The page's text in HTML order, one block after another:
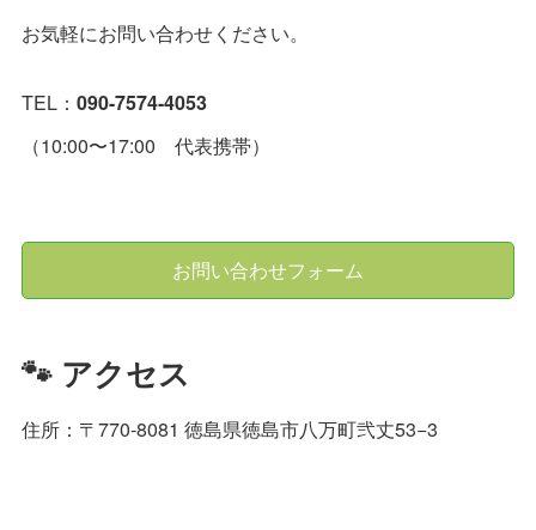
お気軽にお問い合わせください。
TEL：090-7574-4053
（10:00〜17:00 代表携帯）
お問い合わせフォーム
🐾 アクセス
住所：〒770-8081 徳島県徳島市八万町弐丈53−3